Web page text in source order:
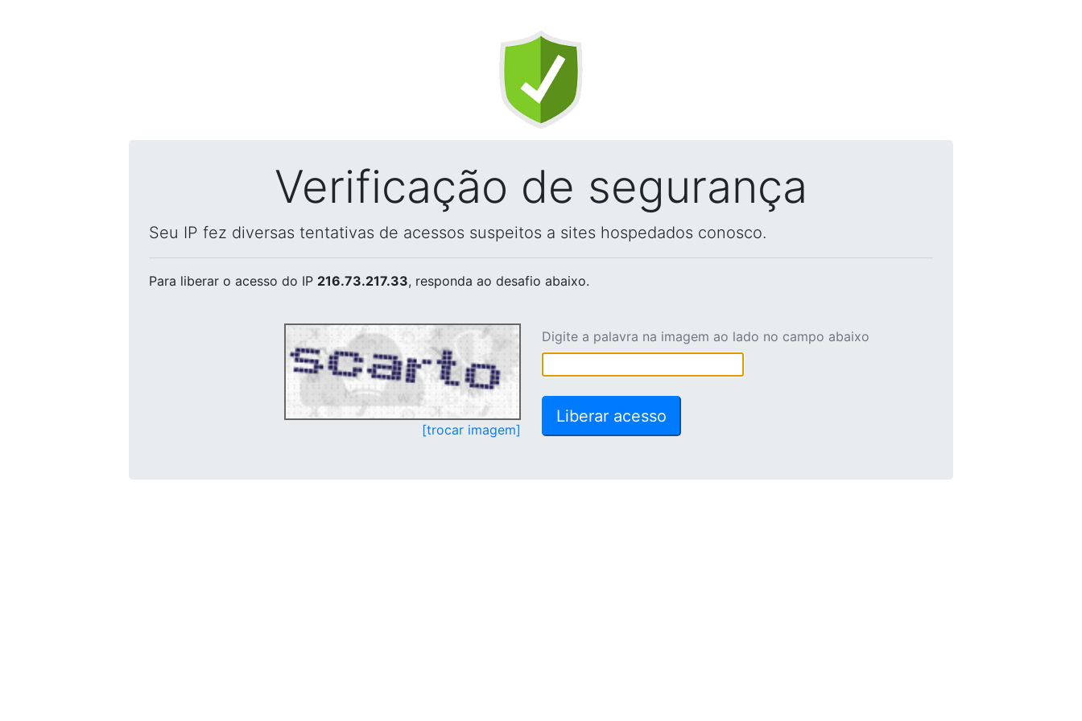
Verificação de segurança
Seu IP fez diversas tentativas de acessos suspeitos a sites hospedados conosco.
Para liberar o acesso do IP 216.73.217.33, responda ao desafio abaixo.
[trocar imagem]
Digite a palavra na imagem ao lado no campo abaixo